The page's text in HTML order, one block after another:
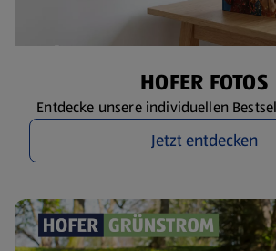
HOFER FOTOS
Entdecke unsere individuellen
Jetzt entdecken